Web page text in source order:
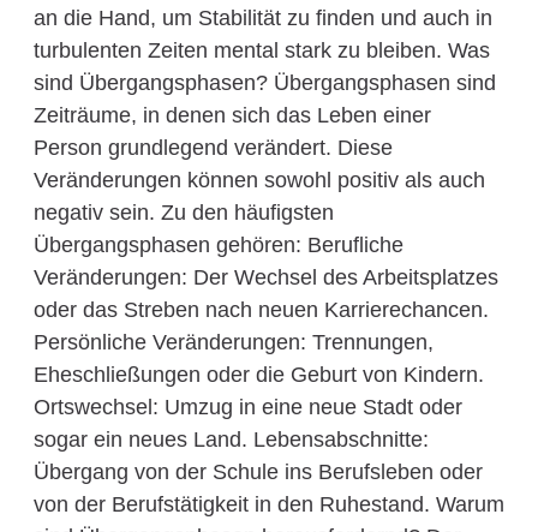
an die Hand, um Stabilität zu finden und auch in
turbulenten Zeiten mental stark zu bleiben. Was
sind Übergangsphasen? Übergangsphasen sind
Zeiträume, in denen sich das Leben einer
Person grundlegend verändert. Diese
Veränderungen können sowohl positiv als auch
negativ sein. Zu den häufigsten
Übergangsphasen gehören: Berufliche
Veränderungen: Der Wechsel des Arbeitsplatzes
oder das Streben nach neuen Karrierechancen.
Persönliche Veränderungen: Trennungen,
Eheschließungen oder die Geburt von Kindern.
Ortswechsel: Umzug in eine neue Stadt oder
sogar ein neues Land. Lebensabschnitte:
Übergang von der Schule ins Berufsleben oder
von der Berufstätigkeit in den Ruhestand. Warum